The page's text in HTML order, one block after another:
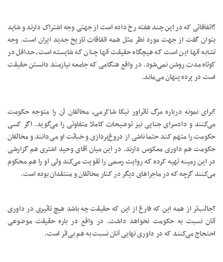
?اتفاقاتی که در این چند هفته رخ داده است از جهتی وجه اشتراک دارند و شاید
بتوان گفت از جهت مورد نظر مثل همه اتفاقات تاریخ جدید ایران است. وجه
تشابه آنها این است که هیچگاه حقیقت آنها چنان که شایسته است، حداقل در
کوتاه مدت روشن نمی‌شود. در واقع هنگامی که جامعه نیازمند دانستن حقیقت
است در پرده پنهان می‌ماند.
?برای نمونه درباره مرگ تاثراور نیکا شاکرمی، مخالفان آن را متوجه حکومت
می‌کنند و دادسرای جنایی نیز توضیحات کاملا متفاوتی را می‌گوید. اگر کسی
حکومت را متهم کند حتما ناشی از دروغ‌پردازی و خباثت او می‌دانند و مخالفان
حکومت هم داوری معکوس دارند. در این میان آقای وحید اشتری هم گزارشی
در این زمینه تهیه کرده که روایت رسمی را تقویت می‌کند ولی او را هم محکوم
می‌کنند گرچه که در ماجراهای دیگر در کنار مخالفان و منتقدان بوده است.
?جالب‌تر از همه این که فارغ از این که حقیقت چه باشد هیچ تاثیری در داوری
آنان نسبت به حکومت نخواهد داشت. در واقع در باره حقیقت موضوعی
احتجاج می‌کنند که در داوری نهایی آنان نسبت به هم بی‌اثر است.